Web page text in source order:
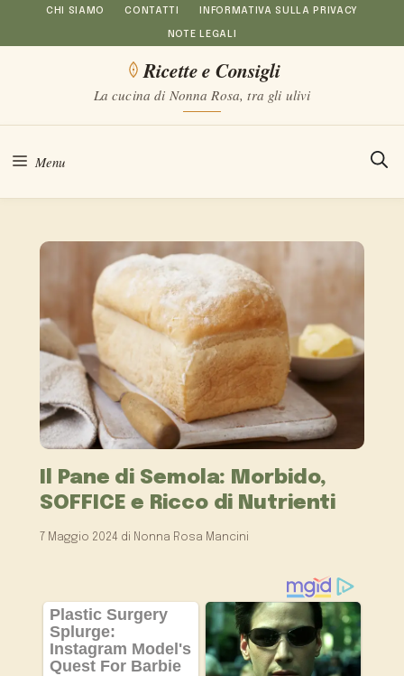
al
CHI SIAMO CONTATTI INFORMATIVA SULLA PRIVACY
NOTE LEGALI
Ricette e Consigli
La cucina di Nonna Rosa, tra gli ulivi
Menu
Il Pane di Semola: Morbido,
SOFFICE e Ricco di Nutrienti
7 Maggio 2024 di Nonna Rosa Mancini